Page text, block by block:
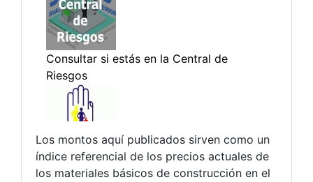
Los montos aquí publicados sirven como un
índice referencial de los precios actuales de
los materiales básicos de construcción en el